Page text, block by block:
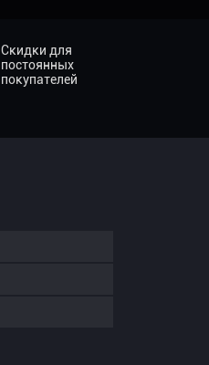
Скидки для
постоянных
покупателей